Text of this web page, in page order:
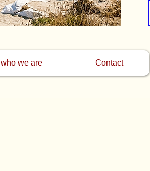
who we are Contact